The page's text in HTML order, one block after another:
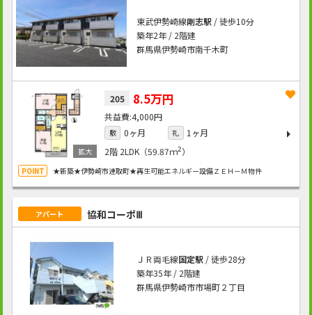
東武伊勢崎線剛志駅/ 徒歩10分
築年2年 / 2階建
群馬県伊勢崎市南千木町
205 8.5万円
4,000円
敷 0ヶ月 礼
1ヶ月
2階 2LDK（59.87ｍ2）
★新築★伊勢崎市連取町★再生可能エネルギー設備ＺＥＨ－Ｍ物件
アパート 協和コーポⅢ
ＪＲ両毛線国定駅/ 徒歩28分
築年35年 / 2階建
群馬県伊勢崎市市場町２丁目